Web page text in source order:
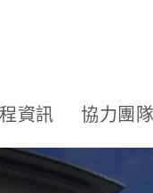
資訊 協力團隊